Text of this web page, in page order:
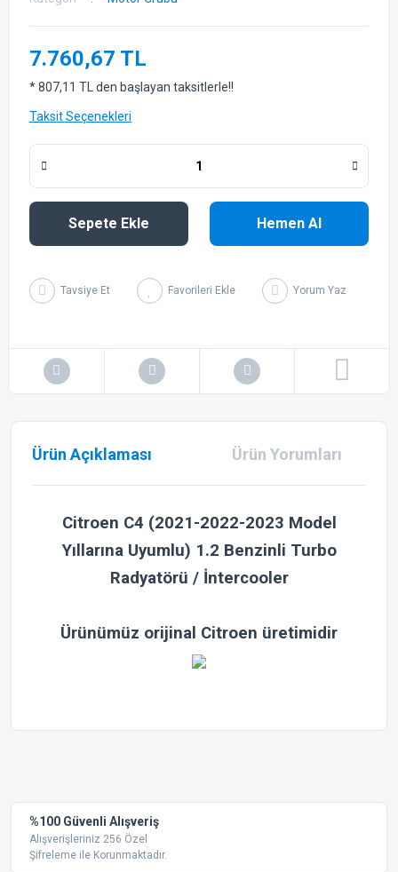
7.760,67 TL
* 807,11 TL den başlayan taksitlerle!!
Taksit Seçenekleri
Sepete Ekle Hemen Al
Tavsiye Et Yorum Yaz
Ürün Açıklaması Ürün Yorumları
Citroen C4 (2021-2022-2023 Model
Yıllarına Uyumlu) 1.2 Benzinli Turbo
Radyatörü / İntercooler
Ürünümüz orijinal Citroen üretimidir
Ürün resmi kalitesiz, bozuk veya görüntülenemiyor.
Ürün açıklamasında eksik bilgiler bulunuyor.
%100 Güvenli Alışveriş
Alışverişleriniz 256 Özel
Şifreleme ile Korunmaktadır.